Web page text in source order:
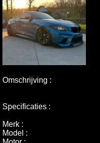
Omschrijving :
Specificaties :
Merk :
Model :